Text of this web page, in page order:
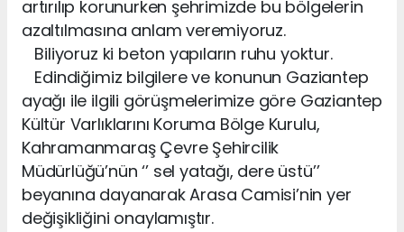
artırılıp korunurken şehrimizde bu bölgelerin
azaltılmasına anlam veremiyoruz.
Biliyoruz ki beton yapıların ruhu yoktur.
Edindiğimiz bilgilere ve konunun Gaziantep
ayağı ile ilgili görüşmelerimize göre Gaziantep
Kültür Varlıklarını Koruma Bölge Kurulu,
Kahramanmaraş Çevre Şehircilik
Müdürlüğü’nün ‘’ sel yatağı, dere üstü’’
beyanına dayanarak Arasa Camisi’nin yer
değişikliğini onaylamıştır.